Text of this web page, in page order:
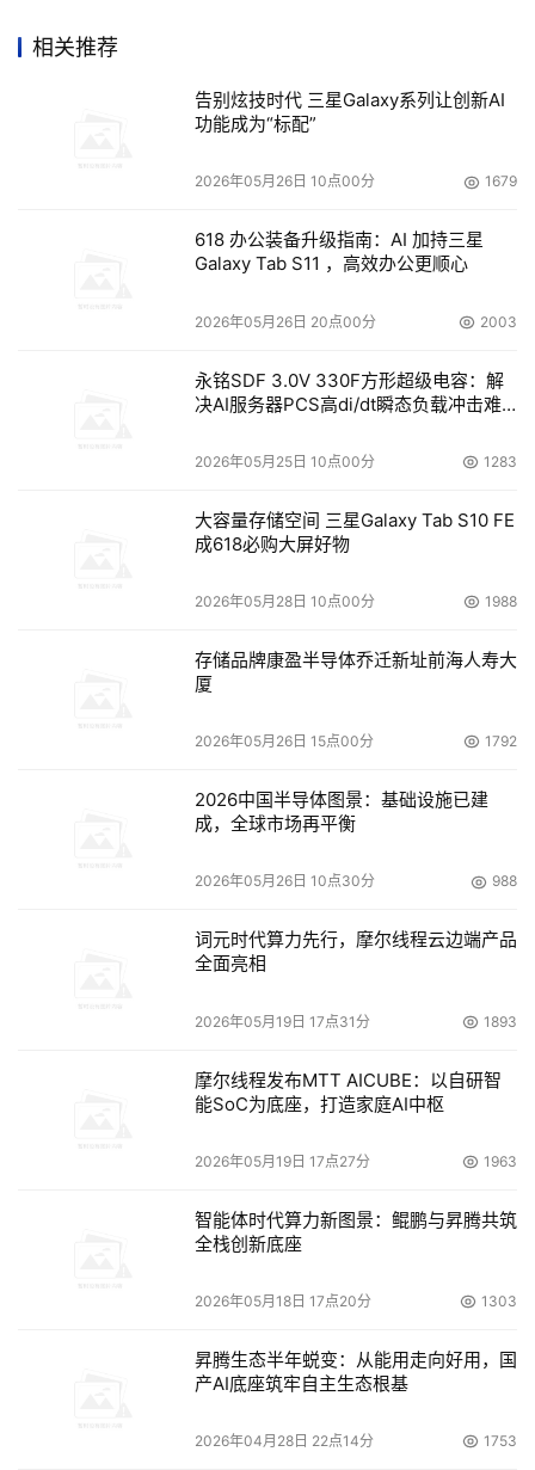
止。利用开放服务的数据隐蔽隧道进行攻击，防火墙无法防
止。攻击开放服务的软件缺陷，防火墙无法防止。
是一种被动防卫机制，不是主动安全机制。防火墙不能干涉
已经发生了攻击，防火墙才可以对抗，根本不能防止。
深度愈深，网络愈安全。物理隔离网闸是目前唯一能解决上
清晰的概念，物理隔离是如何实现的。
网络。正常情况下，隔离设备和外网，隔离设备和内网，外
设备可以理解为纯粹的存储介质，和一个单纯的调度和控制
的服务器立即发起对隔离设备的非TCP/IP协议的数据连
接，隔离设备将所有的协议剥离，将原始的数据写入存储介
质。根据不同的应用，可能有必要对数据进行完整性和安全
一旦数据完全写入隔离设备的存储介质，隔离设备立即中断
接。隔离设备将存储介质内的数据推向内网。内网收到数据
这个时候内网电子邮件系统就收到了外网的电子邮件系统通
在控制台收到完整的交换信号之后，隔离设备立即切断隔离
连接的请求之后，建立与内网之间的非TCP/IP协议的数据
连接。隔离设备剥离所有的TCP/IP协议和应用协议，得到
原始的数据，将数据写入隔离设备的存储介质。必要的化，
相关推荐
告别炫技时代 三星Galaxy系列让创新AI
功能成为“标配”
2026年05月26日 10点00分 1679
618 办公装备升级指南：AI 加持三星
Galaxy Tab S11 ，高效办公更顺心
2026年05月26日 20点00分 2003
永铭SDF 3.0V 330F方形超级电容：解
决AI服务器PCS高di/dt瞬态负载冲击难
2026年05月25日 10点00分 1283
大容量存储空间 三星Galaxy Tab S10 FE
成618必购大屏好物
2026年05月28日 10点00分 1988
存储品牌康盈半导体乔迁新址前海人寿大
厦
2026年05月26日 15点00分 1792
2026中国半导体图景：基础设施已建
成，全球市场再平衡
2026年05月26日 10点30分 988
词元时代算力先行，摩尔线程云边端产品
全面亮相
2026年05月19日 17点31分 1893
摩尔线程发布MTT AICUBE：以自研智
能SoC为底座，打造家庭AI中枢
2026年05月19日 17点27分 1963
智能体时代算力新图景：鲲鹏与昇腾共筑
全栈创新底座
2026年05月18日 17点20分 1303
昇腾生态半年蜕变：从能用走向好用，国
产AI底座筑牢自主生态根基
2026年04月28日 22点14分 1753